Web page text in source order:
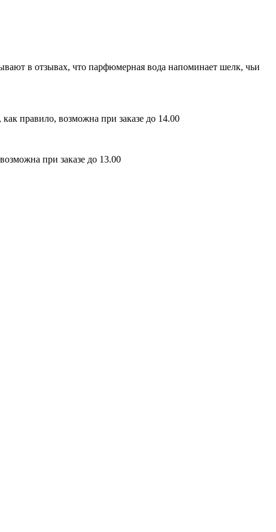
в отзывах, что парфюмерная вода напоминает шелк, чьи
правило, возможна при заказе до 14.00
при заказе до 13.00